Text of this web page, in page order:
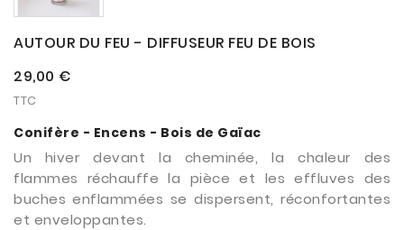
AUTOUR DU FEU - DIFFUSEUR FEU DE BOIS
29,00 €
TTC
Conifère - Encens - Bois de Gaïac
Un hiver devant la cheminée, la chaleur des
flammes réchauffe la pièce et les effluves des
buches enflammées se dispersent, réconfortantes
et enveloppantes.